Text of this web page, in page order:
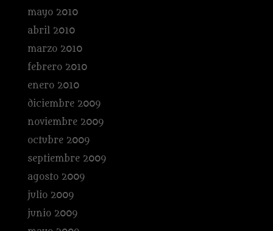
mayo 2010
abril 2010
marzo 2010
febrero 2010
enero 2010
diciembre 2009
noviembre 2009
octubre 2009
septiembre 2009
agosto 2009
julio 2009
junio 2009